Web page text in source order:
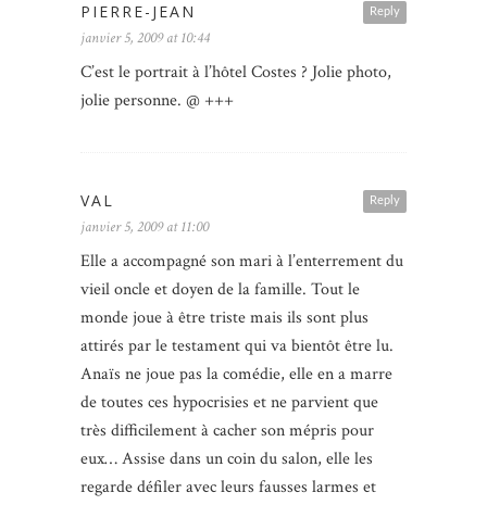
Reply
PIERRE-JEAN
janvier 5, 2009 at 10:44
C’est le portrait à l’hôtel Costes ? Jolie photo,
jolie personne. @ +++
Reply
VAL
janvier 5, 2009 at 11:00
Elle a accompagné son mari à l’enterrement du
vieil oncle et doyen de la famille. Tout le
monde joue à être triste mais ils sont plus
attirés par le testament qui va bientôt être lu.
Anaïs ne joue pas la comédie, elle en a marre
de toutes ces hypocrisies et ne parvient que
très difficilement à cacher son mépris pour
eux… Assise dans un coin du salon, elle les
regarde défiler avec leurs fausses larmes et